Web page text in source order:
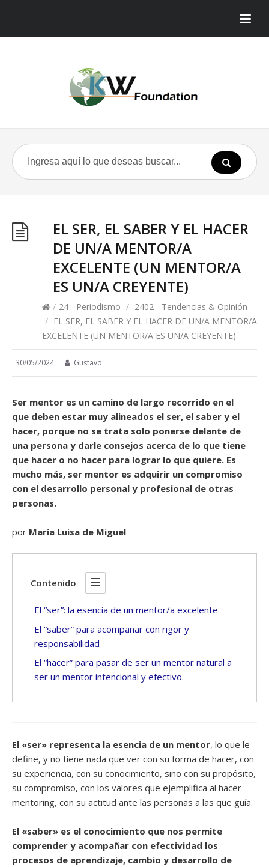
EL SER, EL SABER Y EL HACER
DE UN/A MENTOR/A
EXCELENTE (UN MENTOR/A
ES UN/A CREYENTE)
/ 24 - Periodismo / 2402 - Tendencias & Opinión
/ EL SER, EL SABER Y EL HACER DE UN/A MENTOR/A
EXCELENTE (UN MENTOR/A ES UN/A CREYENTE)
30/05/2024 Gustavo
Ser mentor es un camino de largo recorrido en el
que deben estar muy alineados el ser, el saber y el
hacer, porque no se trata solo ponerse delante de
una persona y darle consejos acerca de lo que tiene
que hacer o no hacer para lograr lo que quiere. Es
mucho más, ser mentor es adquirir un compromiso
con el desarrollo personal y profesional de otras
personas.
por María Luisa de Miguel
Contenido
El “ser”: la esencia de un mentor/a excelente
El “saber” para acompañar con rigor y
responsabilidad
El “hacer” para pasar de ser un mentor natural a
ser un mentor intencional y efectivo.
El «ser» representa la esencia de un mentor, lo que le
define, y no tiene nada que ver con su forma de hacer, con
su experiencia, con su conocimiento, sino con su propósito,
su compromiso, con los valores que ejemplifica al hacer
mentoring, con su actitud ante las personas a las que guía.
El «saber» es el conocimiento que nos permite
comprender y acompañar con efectividad los
procesos de aprendizaje, cambio y desarrollo de